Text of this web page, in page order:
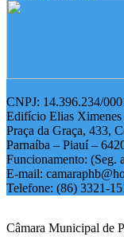
CNPJ: 14.396.234/
Edifício Elias Ximenes
Praça da Graça, 433,
Parnaíba – Piauí –
Funcionamento: (Seg.
E-mail:
Telefone: (86) 3321-
Câmara Municipal de